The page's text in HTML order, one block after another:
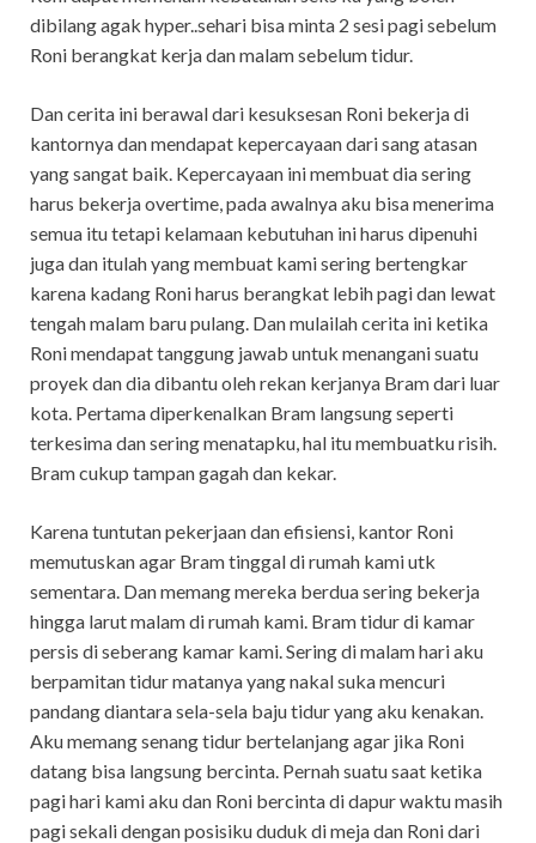
dibilang agak hyper..sehari bisa minta 2 sesi pagi sebelum
Roni berangkat kerja dan malam sebelum tidur.
Dan cerita ini berawal dari kesuksesan Roni bekerja di
kantornya dan mendapat kepercayaan dari sang atasan
yang sangat baik. Kepercayaan ini membuat dia sering
harus bekerja overtime, pada awalnya aku bisa menerima
semua itu tetapi kelamaan kebutuhan ini harus dipenuhi
juga dan itulah yang membuat kami sering bertengkar
karena kadang Roni harus berangkat lebih pagi dan lewat
tengah malam baru pulang. Dan mulailah cerita ini ketika
Roni mendapat tanggung jawab untuk menangani suatu
proyek dan dia dibantu oleh rekan kerjanya Bram dari luar
kota. Pertama diperkenalkan Bram langsung seperti
terkesima dan sering menatapku, hal itu membuatku risih.
Bram cukup tampan gagah dan kekar.
Karena tuntutan pekerjaan dan efisiensi, kantor Roni
memutuskan agar Bram tinggal di rumah kami utk
sementara. Dan memang mereka berdua sering bekerja
hingga larut malam di rumah kami. Bram tidur di kamar
persis di seberang kamar kami. Sering di malam hari aku
berpamitan tidur matanya yang nakal suka mencuri
pandang diantara sela-sela baju tidur yang aku kenakan.
Aku memang senang tidur bertelanjang agar jika Roni
datang bisa langsung bercinta. Pernah suatu saat ketika
pagi hari kami aku dan Roni bercinta di dapur waktu masih
pagi sekali dengan posisiku duduk di meja dan Roni dari